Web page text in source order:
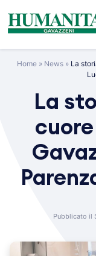
content
Home» News» La
La
Pubblicato il